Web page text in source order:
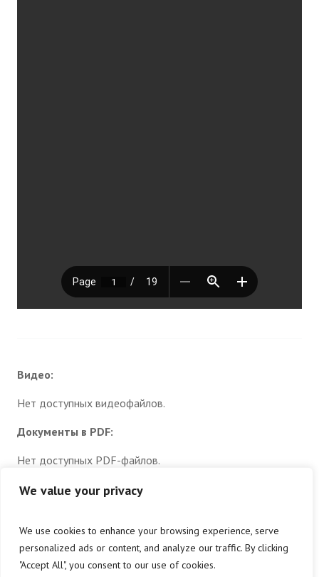
We value your privacy
We use cookies to enhance your browsing experience, serve
personalized ads or content, and analyze our traffic. By clicking
"Accept All", you consent to our use of cookies.
Видео:
Нет доступных видеофайлов.
Документы в PDF:
Нет доступных PDF-файлов.
Документы в JPEG:
Загрузить документы (прочие):